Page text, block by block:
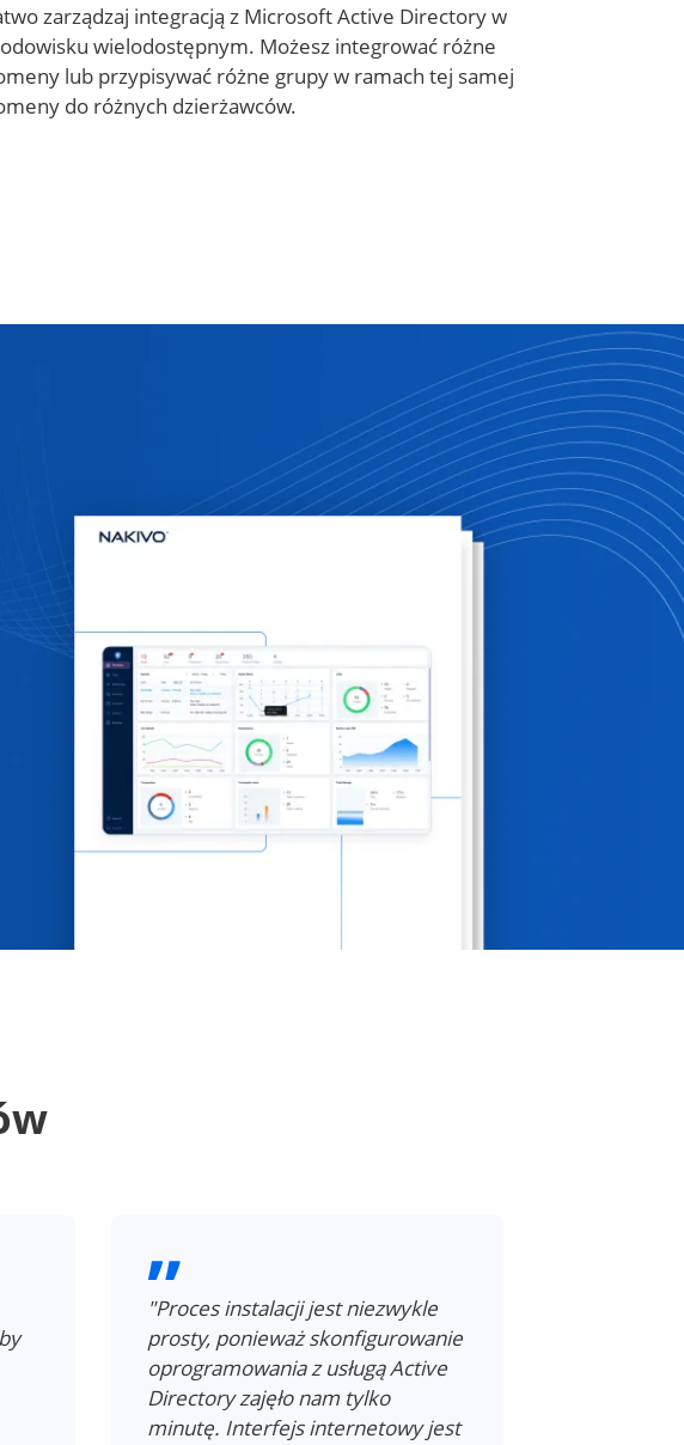
zarządzaj integracją z Microsoft Active Directory w
wielodostępnym. Możesz integrować różne
lub przypisywać różne grupy w ramach tej samej
do różnych dzierżawców.
"Proces instalacji jest niezwykle
prosty, ponieważ skonfigurowanie
oprogramowania z usługą Active
Directory zajęło nam tylko
minutę. Interfejs internetowy jest